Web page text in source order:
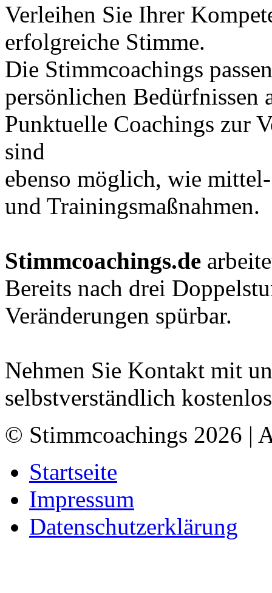
Verleihen Sie Ihrer
erfolgreiche Stimme.
Die Stimmcoachings
persönlichen Bedürfnissen
Punktuelle Coachings zur
sind
ebenso möglich, wie
und Trainingsmaßnahmen.
Stimmcoachings.de
Bereits nach drei
Veränderungen spürbar.
Nehmen Sie Kontakt mit
selbstverständlich
© Stimmcoachings 2026 |
Startseite
Impressum
Datenschutzerklärung